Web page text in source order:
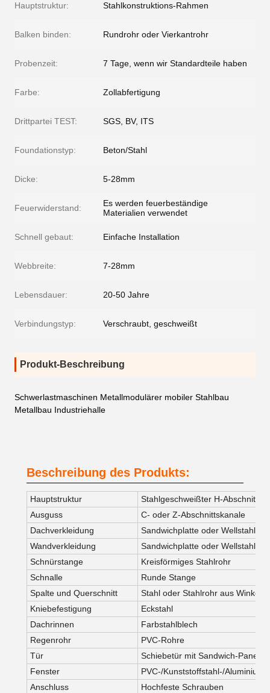
Hauptstruktur: Stahlkonstruktions-Rahmen
Balken binden: Rundrohr oder Vierkantrohr
Probenzeit: 7 Tage, wenn wir Standardteile haben
Farbe: Zollabfertigung
Drittpartei TEST: SGS, BV, ITS
Foundationstyp: Beton/Stahl
Dicke: 5-28mm
Feuerwiderstand:
Es werden feuerbeständige
Materialien verwendet
Schnell gebaut: Einfache Installation
Webbreite: 7-28mm
Lebensdauer: 20-50 Jahre
Verbindungstyp: Verschraubt, geschweißt
Produkt-Beschreibung
Schwerlastmaschinen Metallmodulärer mobiler Stahlbau
Metallbau Industriehalle
Beschreibung des Produkts:
Hauptstruktur
Stahlgeschweißter H-Abschnitt
Ausguss
C- oder Z-Abschnittskanale
Dachverkleidung
Sandwichplatte oder
Wandverkleidung
Sandwichplatte oder
Schnürstange
Kreisförmiges Stahlrohr
Schnalle
Runde Stange
Spalte und Querschnitt
Stahl oder Stahlrohr aus
Kniebefestigung
Eckstahl
Dachrinnen
Farbstahlblech
Regenrohr
PVC-Rohre
Tür
Schiebetür mit Sandwich-Panel
Fenster
PVC-/Kunststoffstahl-/
Anschluss
Hochfeste Schrauben